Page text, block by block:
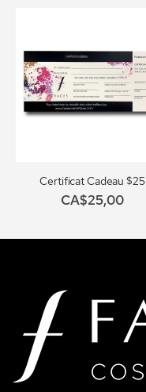
Certificat Cadeau $25
CA$25,00